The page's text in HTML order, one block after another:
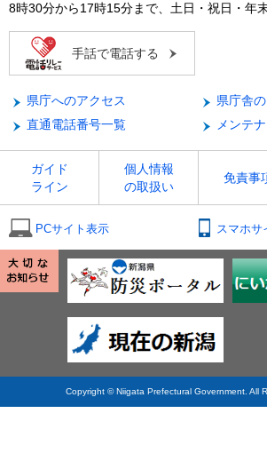
8時30分から17時15分まで、土日・祝日・年
手話で電話する
県庁へのアクセス
県庁舎
直通電話番号一覧
メンテ
ガイド
ライン
個人情報
の取扱い
免責事
PCサイト表示 スマホサ
Copyright © Niigata Prefectural Government. All